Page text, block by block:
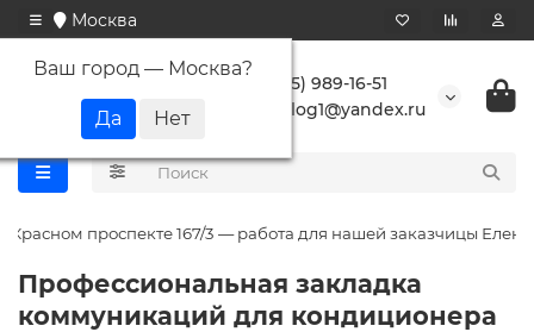
Москва
Ваш город — Москва?
+7 (495) 989-16-51
buranlog1@yandex.ru
проспекте 167/3 — работа для нашей заказчицы Елены
Профессиональная закладка
коммуникаций для кондиционера